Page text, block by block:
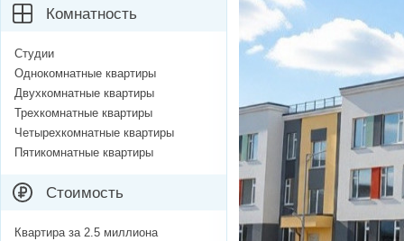
Комнатность
Студии
Однокомнатные квартиры
Двухкомнатные квартиры
Трехкомнатные квартиры
Четырехкомнатные квартиры
Пятикомнатные квартиры
Стоимость
Квартира за 2.5 миллиона